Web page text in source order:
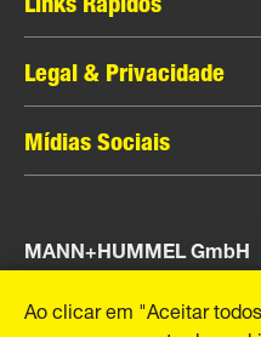
Catálogo MANN-FILTER
Contato
Legal & Privacidade
Privacidade de dados
Aviso legal
Mídias Sociais
Instagram
YouTube
MANN+HUMMEL GmbH
Schwieberdinger Rua 126
Ao clicar em "Aceitar